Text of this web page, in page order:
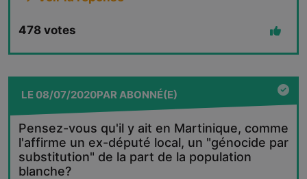
478 votes
LE08/07/2020PAR ABONNÉ(E)
Pensez-vous qu'il y ait en Martinique, comme
l'affirme un ex-député local, un "génocide par
substitution" de la part de la population
blanche?